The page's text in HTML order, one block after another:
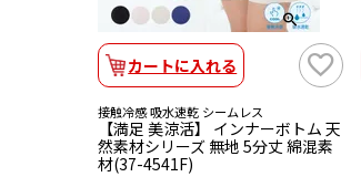
カートに入れる
接触冷感 吸水速乾 シームレス
【満足 美涼活】 インナーボトム 天
然素材シリーズ 無地 5分丈 綿混素
材(37-4541F)